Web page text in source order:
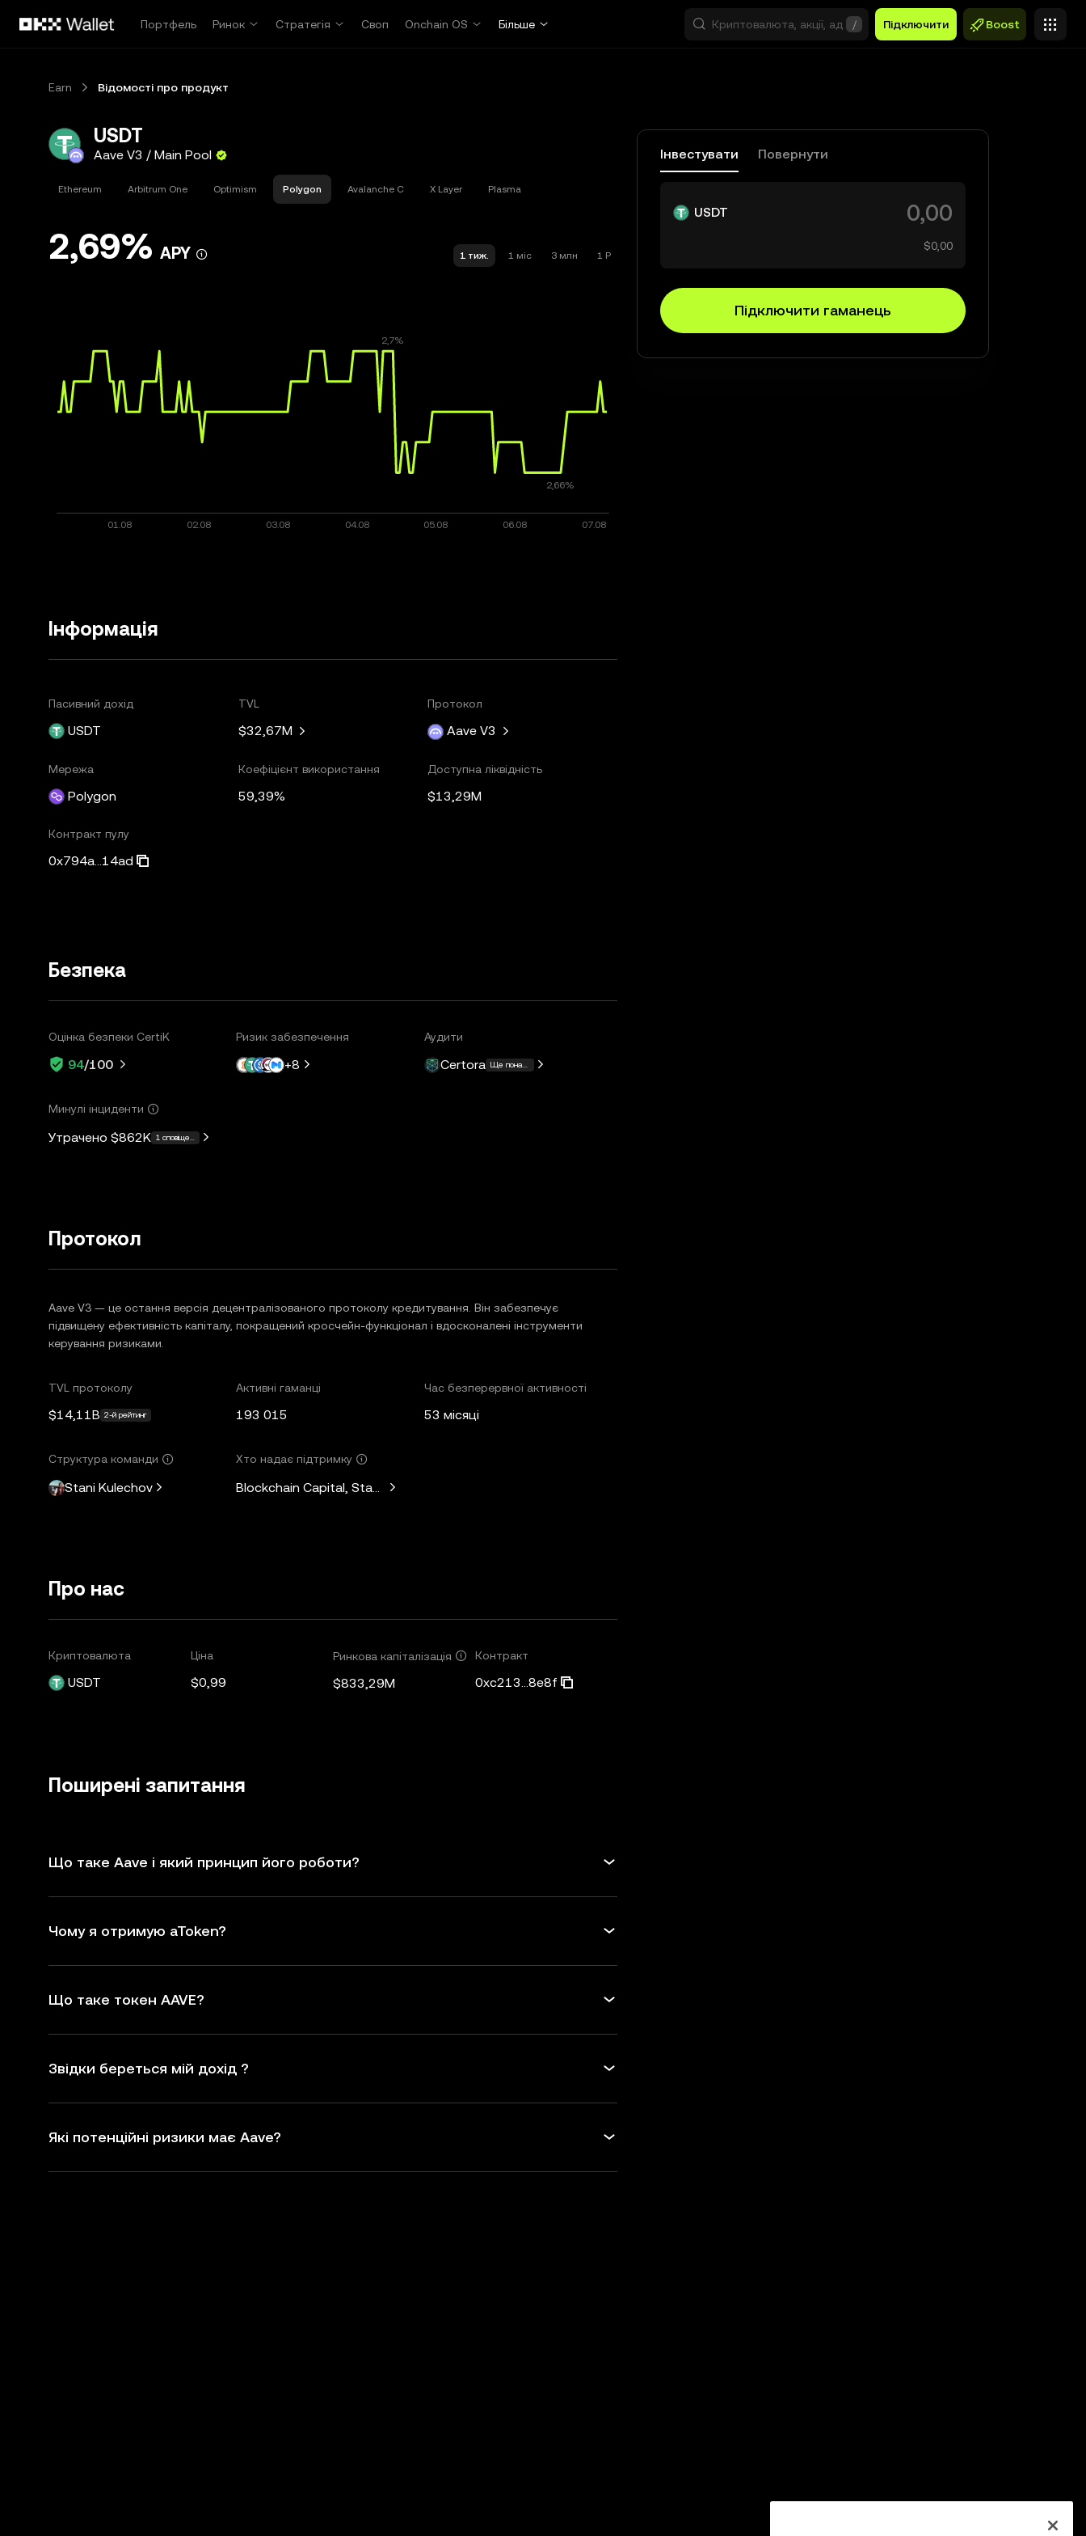
Портфель
Ринок Стратегія Своп Onchain OS Більше / Підключити Boost
Earn Відомості про продукт
USDT
Aave V3 / Main Pool
Ethereum Arbitrum One Optimism Polygon Avalanche C X Layer Plasma
2,69% APY 1 тиж. 1 міс 3 млн 1 Р
Інформація
Пасивний дохід
USDT
TVL
$32,67M
Протокол
Aave V3
Мережа
Polygon
Коефіцієнт використання
59,39%
Доступна ліквідність
$13,29M
Контракт пулу
0x794a...14ad
Безпека
Оцінка безпеки CertiK
94/100
Ризик забезпечення
+8
Аудити
Certora Ще понад 15
Минулі інциденти
Утрачено $862K 1 сповіщення
Протокол
Aave V3 — це остання версія децентралізованого протоколу кредитування. Він забезпечує
підвищену ефективність капіталу, покращений кросчейн-функціонал і вдосконалені інструменти
керування ризиками.
TVL протоколу
$14,11B 2-й рейтинг
Активні гаманці
193 015
Час безперервної активності
53 місяці
Структура команди
Stani Kulechov
Хто надає підтримку
Blockchain Capital, Standard Crypto, Blockchain.com
Про нас
Криптовалюта
USDT
Ціна
$0,99
Ринкова капіталізація
$833,29M
Контракт
0xc213...8e8f
Поширені запитання
Що таке Aave і який принцип його роботи?
Чому я отримую aToken?
Що таке токен AAVE?
Звідки береться мій дохід ?
Які потенційні ризики має Aave?
Інвестувати Повернути
USDT
$0,00
Підключити гаманець